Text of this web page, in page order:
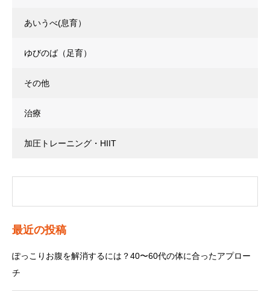
あいうべ(息育）
ゆびのば（足育）
その他
治療
加圧トレーニング・HIIT
最近の投稿
ぽっこりお腹を解消するには？40〜60代の体に合ったアプロー
チ